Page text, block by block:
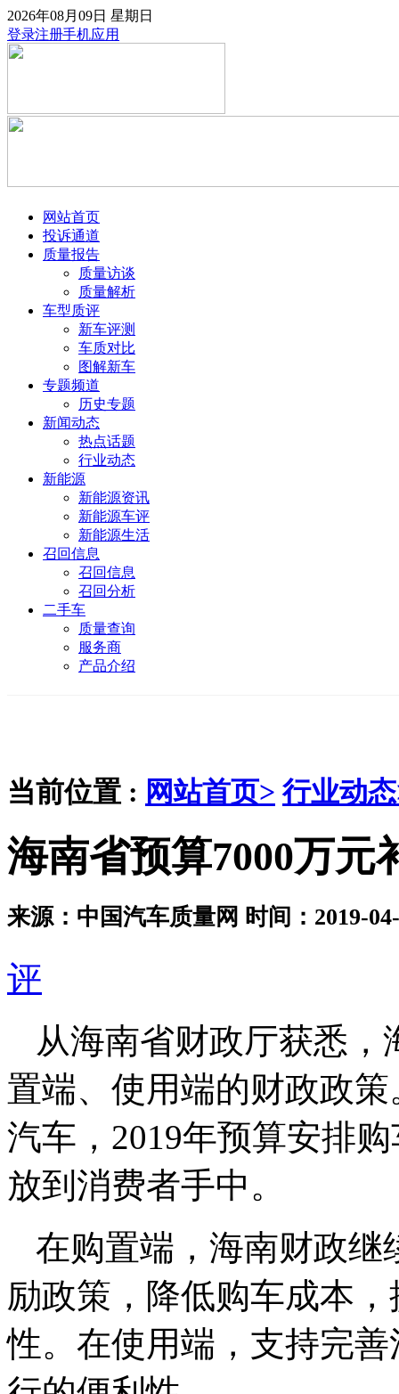
2026年08月09日 星期日
登录注册手机应用
网站首页
投诉通道
质量报告
质量访谈
质量解析
车型质评
新车评测
车质对比
图解新车
专题频道
历史专题
新闻动态
热点话题
行业动态
新能源
新能源资讯
新能源车评
新能源生活
召回信息
召回信息
召回分析
二手车
质量查询
服务商
产品介绍
当前位置 : 网站首页> 行业动
海南省预算7000万元
来源：中国汽车质量网 时间：2019-
评
从海南省财政厅获悉
置端、使用端的财政政
汽车，2019年预算安排
放到消费者手中。
在购置端，海南财政继
励政策，降低购车成本
性。在使用端，支持完